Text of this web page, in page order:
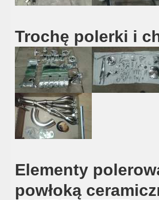
Trochę polerki i
Elementy
powłoką